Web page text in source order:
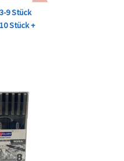
3-9 Stück
10 Stück +